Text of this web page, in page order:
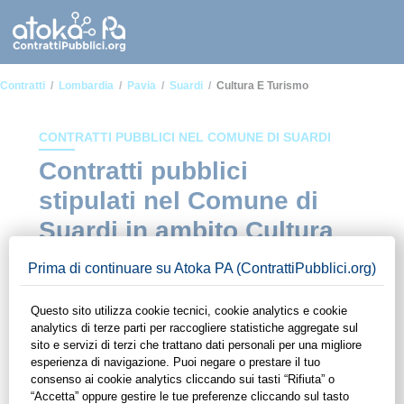
Contratti Lombardia Pavia Suardi Cultura E Turismo
CONTRATTI PUBBLICI NEL COMUNE DI SUARDI
Contratti pubblici
stipulati nel Comune di
Suardi in ambito Cultura
e turismo
In questa sezione del sito di ContrattiPubblici.org potrai avere
ad alcuni dei contratti presenti nella piattaforma stipulati
all'interno del Comune di Suardi in ambito Cultura e turismo.
Grazie alle funzionalità di ContrattiPubblici.org potrai
monitorare la scadenza dei contratti pubblici di tuo interesse e
programmare la tua attività commerciale con le Pubbliche
Amministrazioni con largo anticipo. Il servizio di